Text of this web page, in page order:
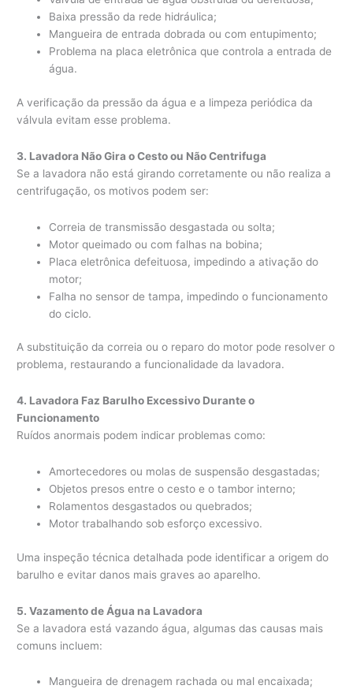
Baixa pressão da rede hidráulica;
Mangueira de entrada dobrada ou com entupimento;
Problema na placa eletrônica que controla a entrada de
água.
A verificação da pressão da água e a limpeza periódica da
válvula evitam esse problema.
3. Lavadora Não Gira o Cesto ou Não Centrifuga
Se a lavadora não está girando corretamente ou não realiza a
centrifugação, os motivos podem ser:
Correia de transmissão desgastada ou solta;
Motor queimado ou com falhas na bobina;
Placa eletrônica defeituosa, impedindo a ativação do
motor;
Falha no sensor de tampa, impedindo o funcionamento
do ciclo.
A substituição da correia ou o reparo do motor pode resolver o
problema, restaurando a funcionalidade da lavadora.
4. Lavadora Faz Barulho Excessivo Durante o
Funcionamento
Ruídos anormais podem indicar problemas como:
Amortecedores ou molas de suspensão desgastadas;
Objetos presos entre o cesto e o tambor interno;
Rolamentos desgastados ou quebrados;
Motor trabalhando sob esforço excessivo.
Uma inspeção técnica detalhada pode identificar a origem do
barulho e evitar danos mais graves ao aparelho.
5. Vazamento de Água na Lavadora
Se a lavadora está vazando água, algumas das causas mais
comuns incluem:
Mangueira de drenagem rachada ou mal encaixada;